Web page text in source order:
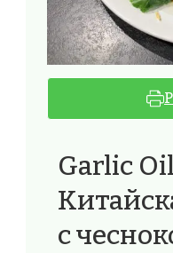
Garlic
с